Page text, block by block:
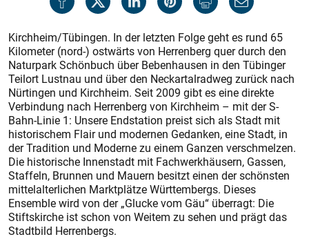
Kirchheim/Tübingen. In der letzten Folge geht es rund 65
Kilometer (nord-) ostwärts von Herrenberg quer durch den
Naturpark Schönbuch über Bebenhausen in den Tübinger
Teilort Lustnau und über den Neckartalradweg zurück nach
Nürtingen und Kirchheim. Seit 2009 gibt es eine direkte
Verbindung nach Herrenberg von Kirchheim – mit der S-
Bahn-Linie 1: Unsere Endstation preist sich als Stadt mit
historischem Flair und modernen Gedanken, eine Stadt, in
der Tradition und Moderne zu einem Ganzen verschmelzen.
Die historische Innenstadt mit Fachwerkhäusern, Gassen,
Staffeln, Brunnen und Mauern besitzt einen der schönsten
mittelalterlichen Marktplätze Württembergs. Dieses
Ensemble wird von der „Glucke vom Gäu“ überragt: Die
Stiftskirche ist schon von Weitem zu sehen und prägt das
Stadtbild Herrenbergs.